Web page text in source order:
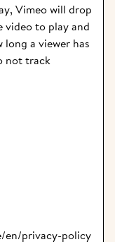
Vimeo will drop
to play and
a viewer has
not track
en/privacy-policy